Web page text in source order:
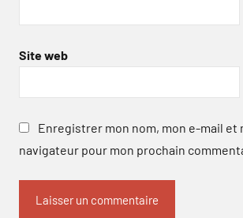
Site web
Enregistrer mon nom, mon e-mail et
navigateur pour mon prochain